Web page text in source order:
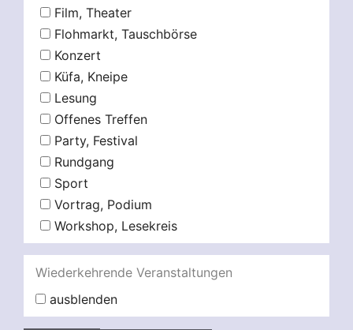
Film, Theater
Flohmarkt, Tauschbörse
Konzert
Küfa, Kneipe
Lesung
Offenes Treffen
Party, Festival
Rundgang
Sport
Vortrag, Podium
Workshop, Lesekreis
Wiederkehrende Veranstaltungen
ausblenden